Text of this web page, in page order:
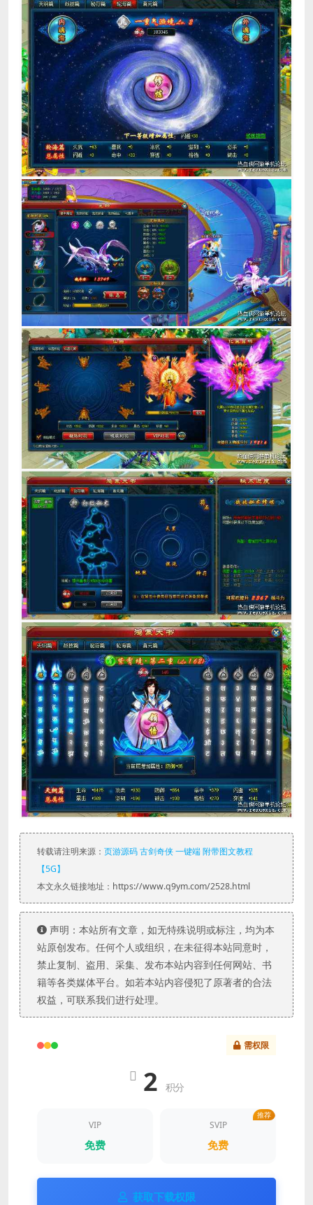
转载请注明来源： 页游源码 古剑奇侠 一键端 附带图文教程
【5G】
本文永久链接地址：https://www.q9ym.com/2528.html
声明：本站所有文章，如无特殊说明或标注，均为本
站原创发布。任何个人或组织，在未征得本站同意时，
禁止复制、盗用、采集、发布本站内容到任何网站、书
籍等各类媒体平台。如若本站内容侵犯了原著者的合法
权益，可联系我们进行处理。
需权限
2 积分
VIP
免费
推荐
SVIP
免费
获取下载权限